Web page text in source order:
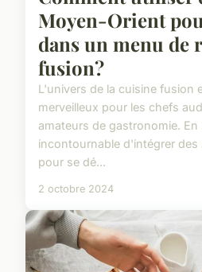
Moyen-Orient
dans un menu de
fusion?
L'univers de la cuisine fusion
merveilleux pour les chefs
amateurs de gastronomie. En
incontournable d'intégrer des
pour se dé...
2 octobre 2024